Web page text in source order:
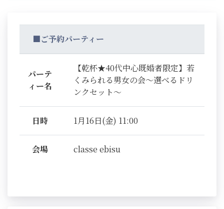
■ご予約パーティー
パーテ
ィー名
【乾杯★40代中心既婚者限定】若
くみられる男女の会～選べるドリ
ンクセット～
日時 1月16日(金) 11:00
会場 classe ebisu